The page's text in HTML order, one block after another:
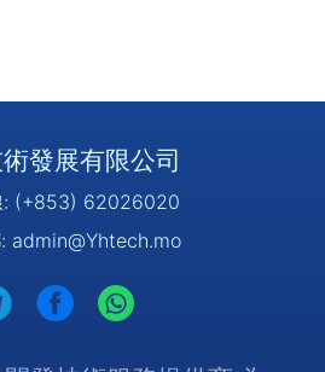
發展有限公司
: (+853) 62026020
admin@Yhtech.mo